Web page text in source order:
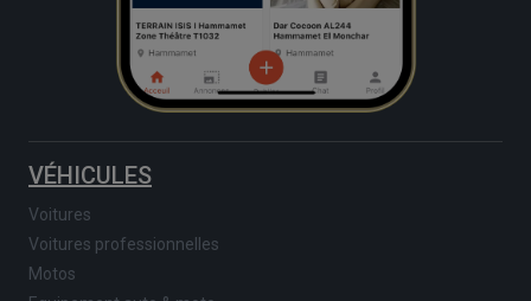
VÉHICULES
Voitures
Voitures professionnelles
Motos